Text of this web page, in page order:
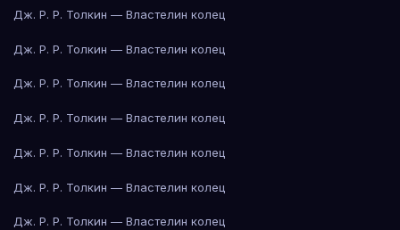
Дж. Р. Р. Толкин — Властелин колец
Дж. Р. Р. Толкин — Властелин колец
Дж. Р. Р. Толкин — Властелин колец
Дж. Р. Р. Толкин — Властелин колец
Дж. Р. Р. Толкин — Властелин колец
Дж. Р. Р. Толкин — Властелин колец
Дж. Р. Р. Толкин — Властелин колец